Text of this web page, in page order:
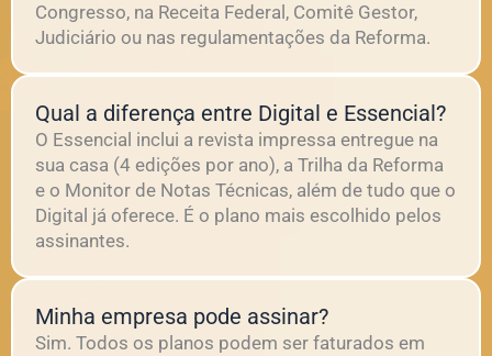
Congresso, na Receita Federal, Comitê Gestor,
Judiciário ou nas regulamentações da Reforma.
Qual a diferença entre Digital e Essencial?
O Essencial inclui a revista impressa entregue na
sua casa (4 edições por ano), a Trilha da Reforma
e o Monitor de Notas Técnicas, além de tudo que o
Digital já oferece. É o plano mais escolhido pelos
assinantes.
Minha empresa pode assinar?
Sim. Todos os planos podem ser faturados em